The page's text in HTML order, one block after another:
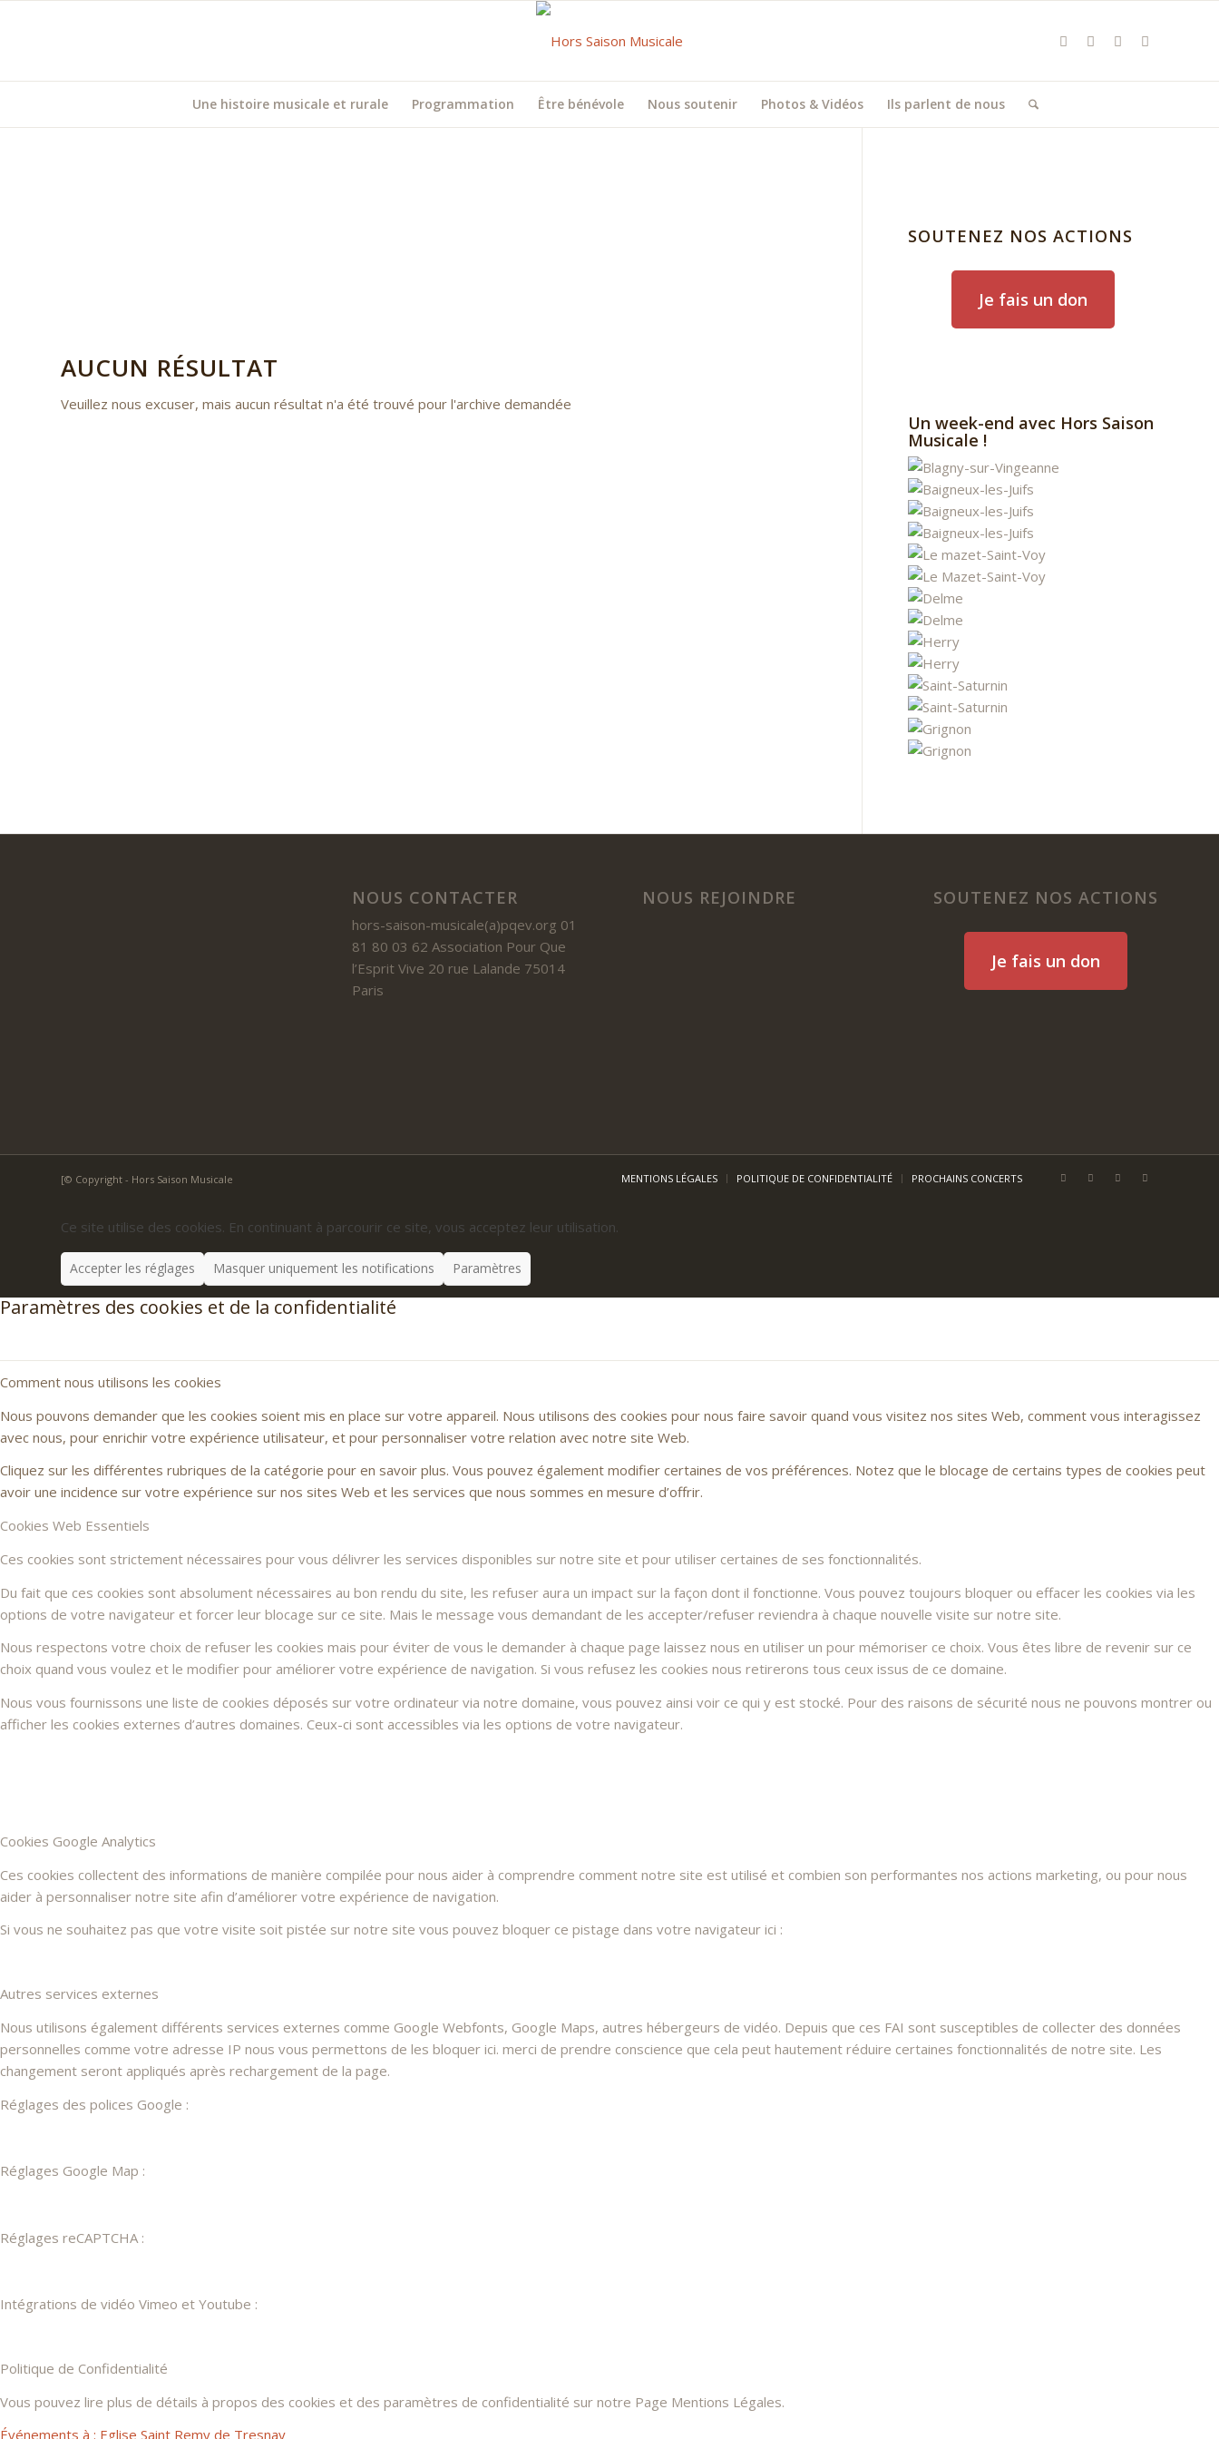
Une histoire musicale et rurale Programmation Être bénévole Nous soutenir Photos & Vidéos Ils parlent de nous
AUCUN RÉSULTAT
Veuillez nous excuser, mais aucun résultat n'a été trouvé pour l'archive demandée
SOUTENEZ NOS ACTIONS
Je fais un don
Un week-end avec Hors Saison
Musicale !
NOUS CONTACTER
hors-saison-musicale(a)pqev.org 01
81 80 03 62 Association Pour Que
l’Esprit Vive 20 rue Lalande 75014
Paris
NOUS REJOINDRE SOUTENEZ NOS ACTIONS
Je fais un don
[© Copyright - Hors Saison Musicale MENTIONS LÉGALES POLITIQUE DE CONFIDENTIALITÉ PROCHAINS CONCERTS
Ce site utilise des cookies. En continuant à parcourir ce site, vous acceptez leur utilisation.
Accepter les réglages Masquer uniquement les notifications Paramètres
Paramètres des cookies et de la confidentialité
Comment nous utilisons les cookies
Nous pouvons demander que les cookies soient mis en place sur votre appareil. Nous utilisons des cookies pour nous faire savoir quand vous visitez nos sites Web, comment vous interagissez
avec nous, pour enrichir votre expérience utilisateur, et pour personnaliser votre relation avec notre site Web.
Cliquez sur les différentes rubriques de la catégorie pour en savoir plus. Vous pouvez également modifier certaines de vos préférences. Notez que le blocage de certains types de cookies peut
avoir une incidence sur votre expérience sur nos sites Web et les services que nous sommes en mesure d’offrir.
Cookies Web Essentiels
Ces cookies sont strictement nécessaires pour vous délivrer les services disponibles sur notre site et pour utiliser certaines de ses fonctionnalités.
Du fait que ces cookies sont absolument nécessaires au bon rendu du site, les refuser aura un impact sur la façon dont il fonctionne. Vous pouvez toujours bloquer ou effacer les cookies via les
options de votre navigateur et forcer leur blocage sur ce site. Mais le message vous demandant de les accepter/refuser reviendra à chaque nouvelle visite sur notre site.
Nous respectons votre choix de refuser les cookies mais pour éviter de vous le demander à chaque page laissez nous en utiliser un pour mémoriser ce choix. Vous êtes libre de revenir sur ce
choix quand vous voulez et le modifier pour améliorer votre expérience de navigation. Si vous refusez les cookies nous retirerons tous ceux issus de ce domaine.
Nous vous fournissons une liste de cookies déposés sur votre ordinateur via notre domaine, vous pouvez ainsi voir ce qui y est stocké. Pour des raisons de sécurité nous ne pouvons montrer ou
afficher les cookies externes d’autres domaines. Ceux-ci sont accessibles via les options de votre navigateur.
Cookies Google Analytics
Ces cookies collectent des informations de manière compilée pour nous aider à comprendre comment notre site est utilisé et combien son performantes nos actions marketing, ou pour nous
aider à personnaliser notre site afin d’améliorer votre expérience de navigation.
Si vous ne souhaitez pas que votre visite soit pistée sur notre site vous pouvez bloquer ce pistage dans votre navigateur ici :
Autres services externes
Nous utilisons également différents services externes comme Google Webfonts, Google Maps, autres hébergeurs de vidéo. Depuis que ces FAI sont susceptibles de collecter des données
personnelles comme votre adresse IP nous vous permettons de les bloquer ici. merci de prendre conscience que cela peut hautement réduire certaines fonctionnalités de notre site. Les
changement seront appliqués après rechargement de la page.
Réglages des polices Google :
Réglages Google Map :
Réglages reCAPTCHA :
Intégrations de vidéo Vimeo et Youtube :
Politique de Confidentialité
Vous pouvez lire plus de détails à propos des cookies et des paramètres de confidentialité sur notre Page Mentions Légales.
Événements à : Eglise Saint Remy de Tresnay